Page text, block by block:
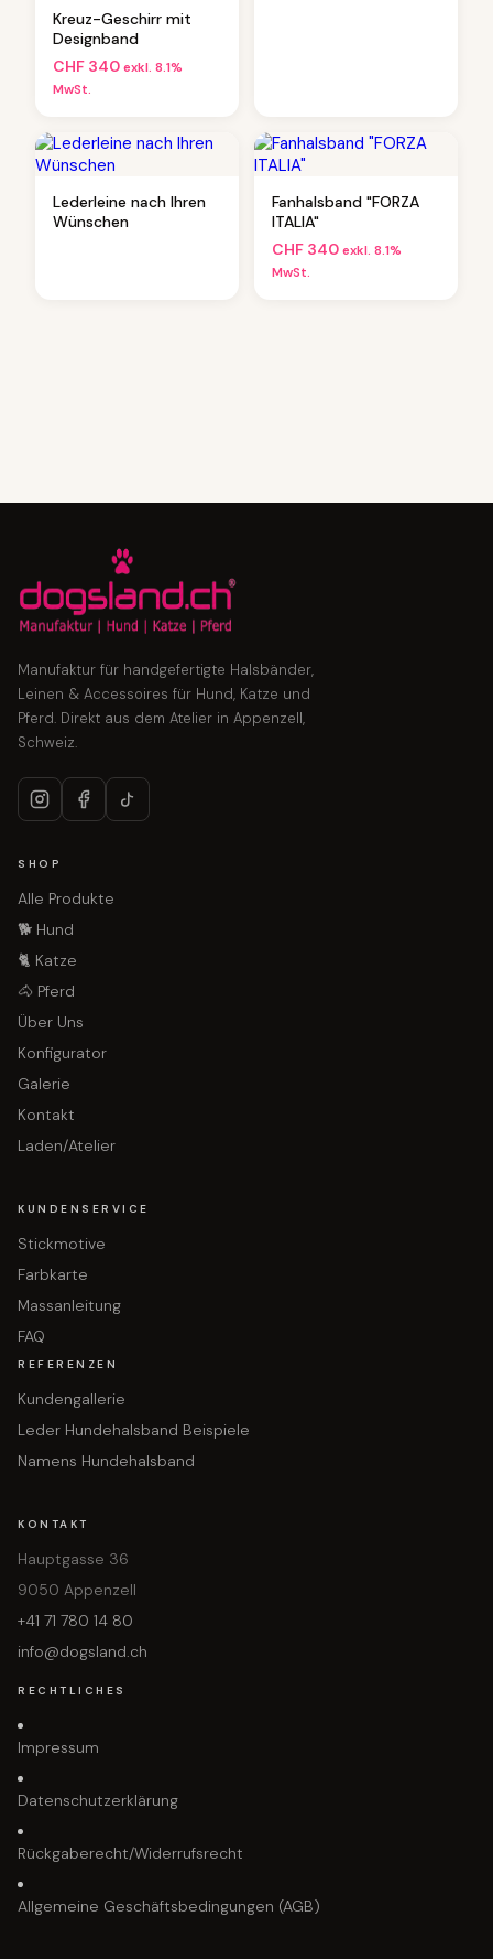
Kreuz-Geschirr mit
Designband
CHF 340exkl. 8.1%
MwSt.
Lederleine nach Ihren
Wünschen
Fanhalsband "FORZA
ITALIA"
CHF 340exkl. 8.1%
MwSt.
Manufaktur für handgefertigte Halsbänder,
Leinen & Accessoires für Hund, Katze und
Pferd. Direkt aus dem Atelier in Appenzell,
Schweiz.
SHOP
Alle Produkte
🐕 Hund
🐈 Katze
🐴 Pferd
Über Uns
Konfigurator
Galerie
Kontakt
Laden/Atelier
KUNDENSERVICE
Stickmotive
Farbkarte
Massanleitung
FAQ
REFERENZEN
Kundengallerie
Leder Hundehalsband Beispiele
Namens Hundehalsband
KONTAKT
Hauptgasse 36
9050 Appenzell
+41 71 780 14 80
info@dogsland.ch
RECHTLICHES
Impressum
Datenschutzerklärung
Rückgaberecht/Widerrufsrecht
Allgemeine Geschäftsbedingungen (AGB)